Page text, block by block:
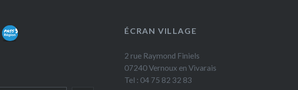
ÉCRAN VILLAGE
2 rue Raymond Finiels
07240 Vernoux en Vivarais
Tel : 04 75 82 32 83